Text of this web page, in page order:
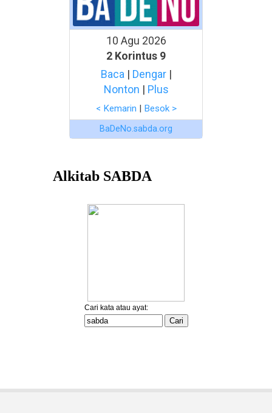
10 Agu 2026
2 Korintus 9
Baca | Dengar|
Nonton | Plus
< Kemarin | Besok >
BaDeNo.sabda.org